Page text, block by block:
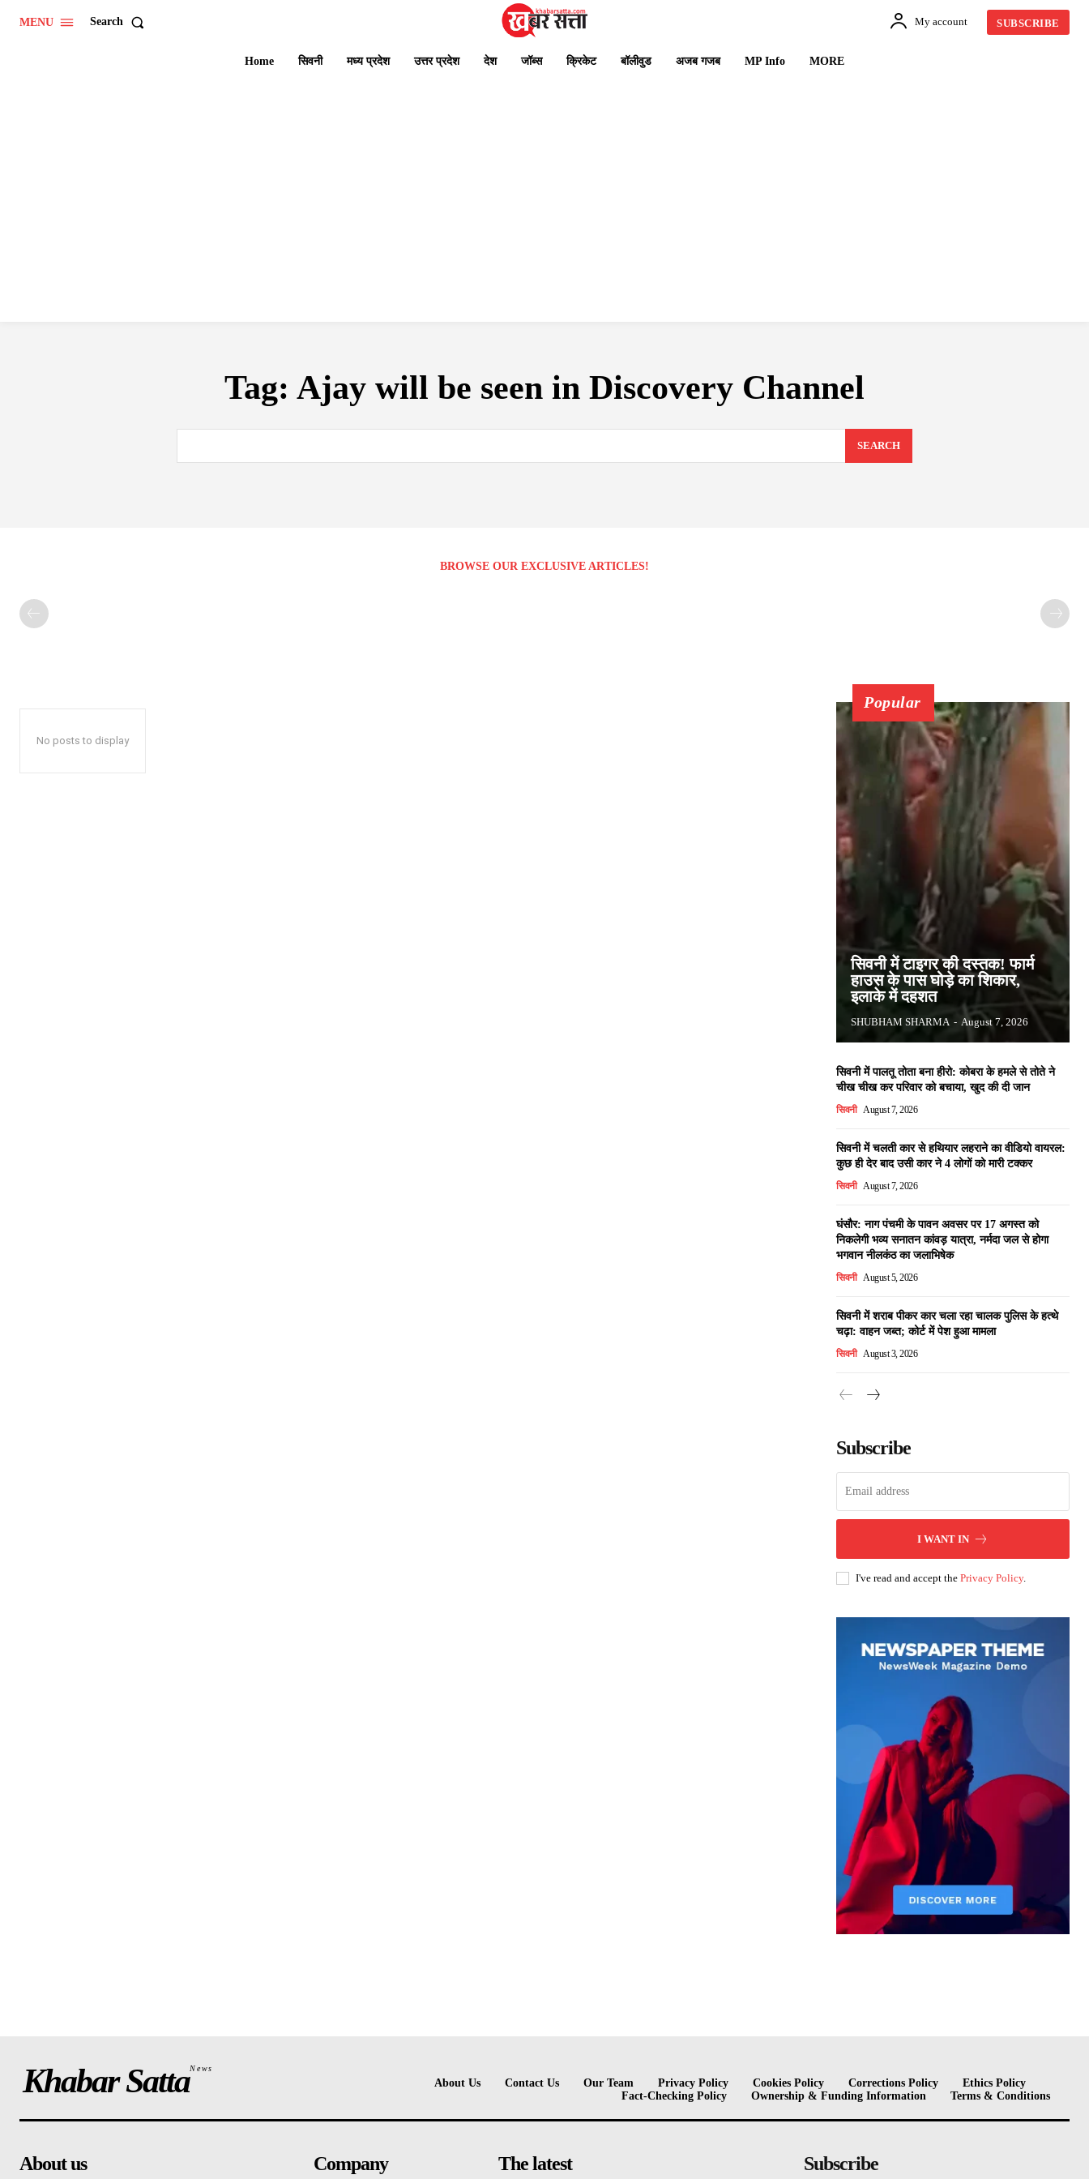
MENU Search My account SUBSCRIBE
Home सिवनी मध्य प्रदेश उत्तर प्रदेश देश जॉब्स क्रिकेट बॉलीवुड अजब गजब MP Info MORE
Tag: Ajay will be seen in Discovery Channel
SEARCH
BROWSE OUR EXCLUSIVE ARTICLES!
No posts to display
Popular
सिवनी में टाइगर की दस्तक! फार्म
हाउस के पास घोड़े का शिकार,
इलाके में दहशत
SHUBHAM SHARMA - August 7, 2026
सिवनी में पालतू तोता बना हीरो: कोबरा के हमले से तोते ने
चीख चीख कर परिवार को बचाया, खुद की दी जान
सिवनी August 7, 2026
सिवनी में चलती कार से हथियार लहराने का वीडियो वायरल:
कुछ ही देर बाद उसी कार ने 4 लोगों को मारी टक्कर
सिवनी August 7, 2026
घंसौर: नाग पंचमी के पावन अवसर पर 17 अगस्त को
निकलेगी भव्य सनातन कांवड़ यात्रा, नर्मदा जल से होगा
भगवान नीलकंठ का जलाभिषेक
सिवनी August 5, 2026
सिवनी में शराब पीकर कार चला रहा चालक पुलिस के हत्थे
चढ़ा: वाहन जब्त; कोर्ट में पेश हुआ मामला
सिवनी August 3, 2026
Subscribe
I WANT IN
I've read and accept the Privacy Policy.
Khabar SattaNews
About Us Contact Us Our Team Privacy Policy Cookies Policy Corrections Policy
Ethics Policy
Fact-Checking Policy
Ownership & Funding Information Terms & Conditions
About us Company The latest Subscribe